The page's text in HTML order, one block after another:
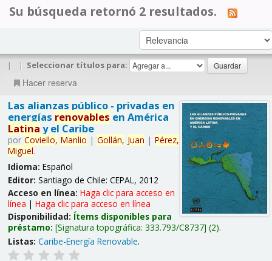
Su búsqueda retornó 2 resultados.
| | Seleccionar títulos para:
Hacer reserva
Las alianzas público - privadas en
energías renovables en América
Latina y el Caribe
por Coviello, Manlio | Gollán, Juan | Pérez,
Miguel.
Idioma: Español
Editor: Santiago de Chile: CEPAL, 2012
Acceso en línea: Haga clic para acceso en
línea | Haga clic para acceso en línea
Disponibilidad: Ítems disponibles para
préstamo: Signatura topográfica: 333.793/C8737 (2).
Listas: Caribe-Energía Renovable.